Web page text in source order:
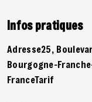
Infos pratiques
Adresse25,
Bourgogne-
FranceTarif